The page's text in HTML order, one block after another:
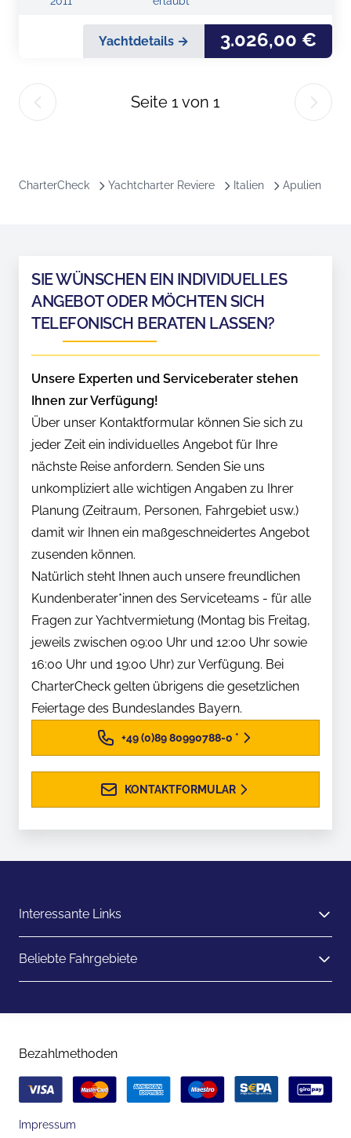
Yachtdetails → 3.026,00 €
Seite 1von 1
CharterCheck Yachtcharter Reviere Italien Apulien
SIE WÜNSCHEN EIN INDIVIDUELLES
ANGEBOT ODER MÖCHTEN SICH
TELEFONISCH BERATEN LASSEN?
Unsere Experten und Serviceberater stehen
Ihnen zur Verfügung!
Über unser Kontaktformular können Sie sich zu
jeder Zeit ein individuelles Angebot für Ihre
nächste Reise anfordern. Senden Sie uns
unkompliziert alle wichtigen Angaben zu Ihrer
Planung (Zeitraum, Personen, Fahrgebiet usw.)
damit wir Ihnen ein maßgeschneidertes Angebot
zusenden können.
Natürlich steht Ihnen auch unsere freundlichen
Kundenberater*innen des Serviceteams - für alle
Fragen zur Yachtvermietung (Montag bis Freitag,
jeweils zwischen 09:00 Uhr und 12:00 Uhr sowie
16:00 Uhr und 19:00 Uhr) zur Verfügung. Bei
CharterCheck gelten übrigens die gesetzlichen
Feiertage des Bundeslandes Bayern.
+49 (0)89 80990788-0 *
KONTAKTFORMULAR
Interessante Links
Beliebte Fahrgebiete
Bezahlmethoden
Impressum